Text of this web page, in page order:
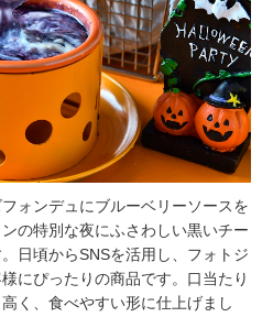
ォンデュにブルーベリーソースを
の特別な夜にふさわしい黒いチー
日頃からSNSを活用し、フォトジ
にぴったりの商品です。口当たり
く、食べやすい形に仕上げまし